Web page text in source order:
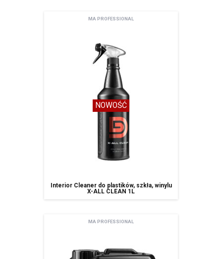
NOWOŚĆ
MA PROFESSIONAL
Interior Cleaner do plastików, szkła, winylu
X-ALL CLEAN 1L
MA PROFESSIONAL